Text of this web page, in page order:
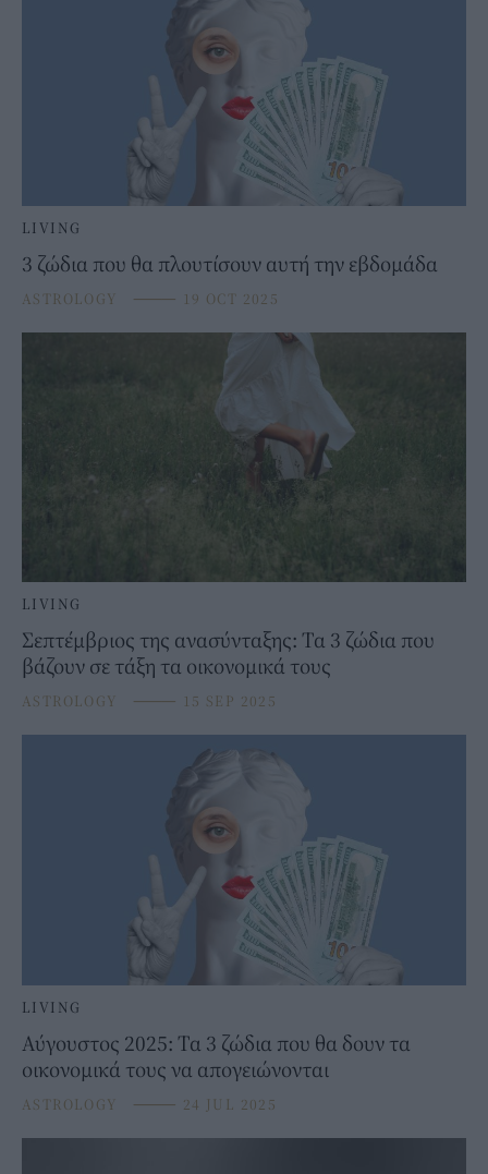
LIVING
3 ζώδια που θα πλουτίσουν αυτή την εβδομάδα
ASTROLOGY ⸻ 19 OCT 2025
LIVING
Σεπτέμβριος της ανασύνταξης: Τα 3 ζώδια που
βάζουν σε τάξη τα οικονομικά τους
ASTROLOGY ⸻ 15 SEP 2025
LIVING
Αύγουστος 2025: Τα 3 ζώδια που θα δουν τα
οικονομικά τους να απογειώνονται
ASTROLOGY ⸻ 24 JUL 2025